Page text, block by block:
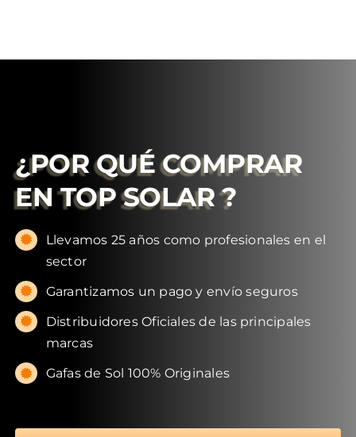
¿POR QUÉ COMPRAR
EN TOP SOLAR ?
Llevamos 25 años como profesionales en el
sector
Garantizamos un pago y envío seguros
Distribuidores Oficiales de las principales
marcas
Gafas de Sol 100% Originales